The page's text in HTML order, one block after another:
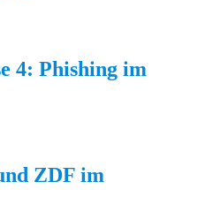
4: Phishing im
ZDF im